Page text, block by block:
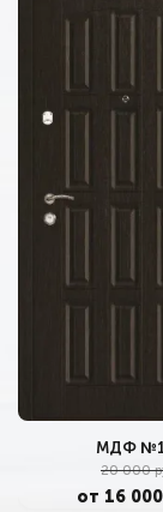
МДФ
20 000
от 16